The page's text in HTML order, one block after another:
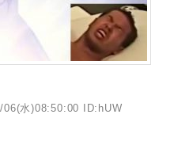
06(水)08:50:00 ID:hUW